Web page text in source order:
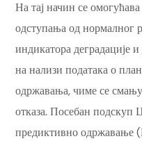
На тај начин се
одступања од нормалног
индикатора деградације
на нализи података о
одржавања, чиме се
отказа. Посебан подскуп
предиктивно одржавање